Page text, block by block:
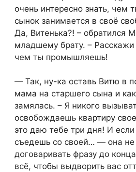
очень интересно знать, чем
сынок занимается в своё
Да, Витенька?! – обратился
младшему брату. –
чем ты промышляешь!
— Так, ну-ка оставь Витю в
мама на старшего сына и
замялась. – Я никого
освобождаешь квартиру
это даю тебе три дня! И
съедешь со своей… — она не
договаривать фразу до
всё, чтобы выдворить вас